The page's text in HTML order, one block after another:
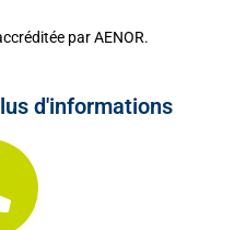
par AENOR.
d'informations